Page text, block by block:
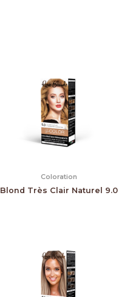
Coloration
Blond Très Clair Naturel 9.0